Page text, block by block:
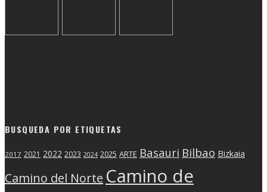
BUSQUEDA POR ETIQUETAS
2017 2021 2022 2023 2024 2025 ARTE Basauri Bilbao Bizkaia
Camino del Norte Camino de